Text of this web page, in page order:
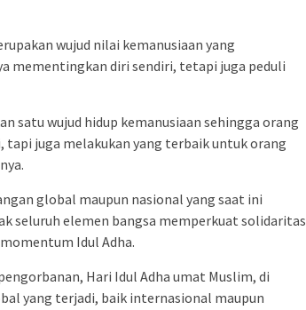
wujud nilai kemanusiaan yang
mementingkan diri sendiri, tetapi juga peduli
satu wujud hidup kemanusiaan sehingga orang
juga melakukan yang terbaik untuk orang
global maupun nasional yang saat ini
seluruh elemen bangsa memperkuat solidaritas
Idul Adha.
Hari Idul Adha umat Muslim, di
yang terjadi, baik internasional maupun